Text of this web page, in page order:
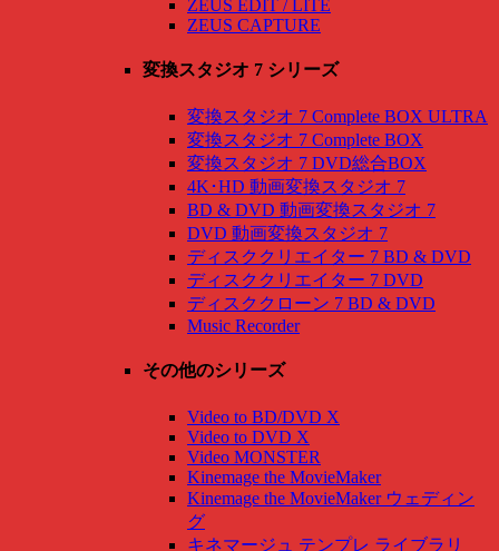
ZEUS EDIT / LITE
ZEUS CAPTURE
変換スタジオ 7 シリーズ
変換スタジオ 7 Complete BOX ULTRA
変換スタジオ 7 Complete BOX
変換スタジオ 7 DVD総合BOX
4K･HD 動画変換スタジオ 7
BD & DVD 動画変換スタジオ 7
DVD 動画変換スタジオ 7
ディスククリエイター 7 BD & DVD
ディスククリエイター 7 DVD
ディスククローン 7 BD & DVD
Music Recorder
その他のシリーズ
Video to BD/DVD X
Video to DVD X
Video MONSTER
Kinemage the MovieMaker
Kinemage the MovieMaker ウェディン
グ
キネマージュ テンプレ ライブラリ